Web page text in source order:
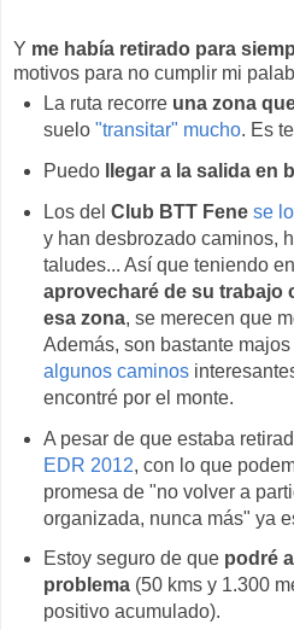
Y me había retirado para
motivos para no cumplir mi
La ruta recorre una zona
suelo "transitar" mucho. Es
Puedo
llegar a la salida en
Los del Club BTT Fene se
y han desbrozado caminos,
taludes... Así que teniendo
aprovecharé de su trabajo
esa zona, se merecen que
Además, son bastante majos
algunos caminos
encontré por el monte.
A pesar de que estaba
EDR 2012, con lo que
promesa de "no volver a
organizada, nunca más" ya
Estoy seguro de que podré
problema(50 kms y 1.300
positivo acumulado).